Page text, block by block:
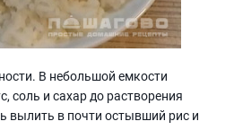
В небольшой емкости
соль и сахар до растворения
вылить в почти остывший рис и